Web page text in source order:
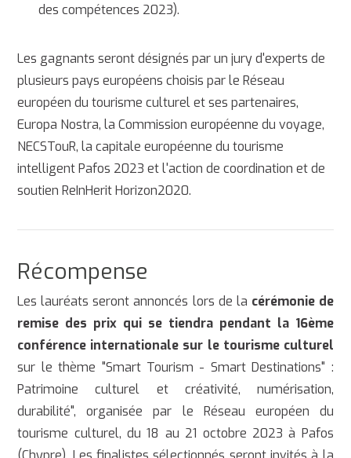
des compétences 2023).
Les gagnants seront désignés par un jury d'experts de
plusieurs pays européens choisis par le Réseau
européen du tourisme culturel et ses partenaires,
Europa Nostra, la Commission européenne du voyage,
NECSTouR, la capitale européenne du tourisme
intelligent Pafos 2023 et l'action de coordination et de
soutien ReInHerit Horizon2020.
Récompense
Les lauréats seront annoncés lors de la cérémonie de
remise des prix qui se tiendra pendant la 16ème
conférence internationale sur le tourisme culturel
sur le thème "Smart Tourism - Smart Destinations" :
Patrimoine culturel et créativité, numérisation,
durabilité", organisée par le Réseau européen du
tourisme culturel, du 18 au 21 octobre 2023 à Pafos